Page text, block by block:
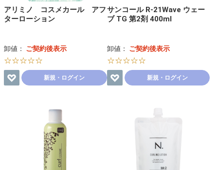
アリミノ コスメカール アフ
ターローション
卸値： ご契約後表示
☆☆☆☆☆
新規・ログイン
サンコール R-21Wave ウェー
ブ TG 第2剤 400ml
卸値： ご契約後表示
☆☆☆☆☆
新規・ログイン